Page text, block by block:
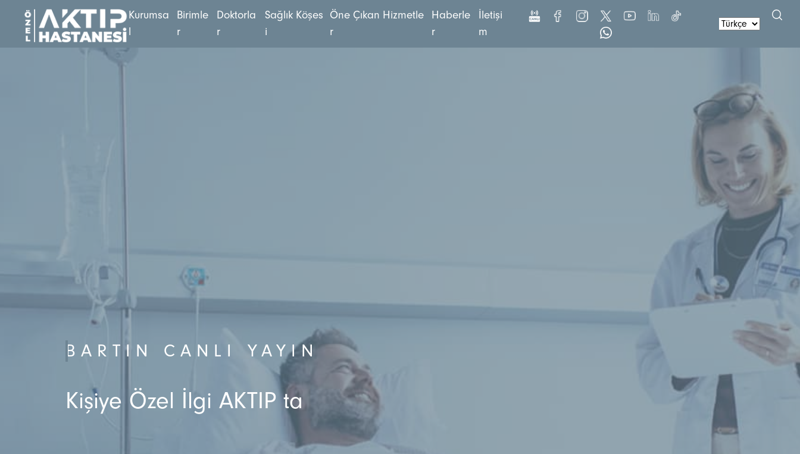
Kurumsa
Birim e
r
Doktorla
r
Sağ ık Köşes
i
Öne Çıkan Hizmetle
r
Haberle
r
letişi
m
BARTIN CANLI YAYIN
Kişiye Özel İlgi AKTIP ta